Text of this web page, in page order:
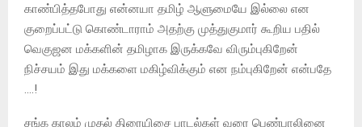
காண்பித்தபோது என்னயா தமிழ் ஆளுமையே இல்லை என
குறைப்பட்டு கொண்டாராம் அதற்கு முத்துகுமார் கூறிய பதில்
வெகுஜன மக்களின் தமிழாக இருக்கவே விரும்புகிறேன்
நிச்சயம் இது மக்களை மகிழ்விக்கும் என நம்புகிறேன் என்பதே
….!
சங்க காலம் முதல் திரையிசை பாடல்கள் வரை பெண்பாலினை